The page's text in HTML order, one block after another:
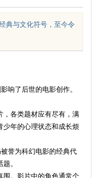
典与文化符号，至今令
响了后世的电影创作。
，各类题材应有尽有，满
少年的心理状态和成长烦
誉为科幻电影的经典代
。
围。影片中的角色通常个